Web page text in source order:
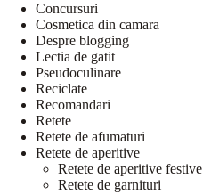
Concursuri
Cosmetica din camara
Despre blogging
Lectia de gatit
Pseudoculinare
Reciclate
Recomandari
Retete
Retete de afumaturi
Retete de aperitive
Retete de aperitive festive
Retete de garnituri